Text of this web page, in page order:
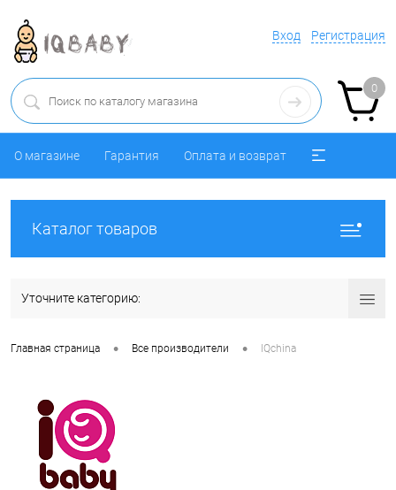
Вход Регистрация
0
О магазине Гарантия Оплата и возврат
Каталог товаров
Уточните категорию:
Главная страница • Все производители • IQchina